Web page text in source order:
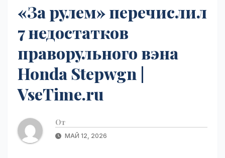
«За рулем» перечислил
7 недостатков
праворульного вэна
Honda Stepwgn |
VseTime.ru
От
МАЙ 12, 2026